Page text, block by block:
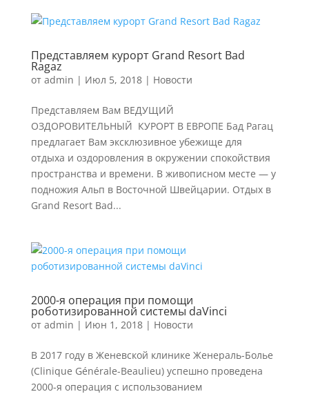
Представляем курорт Grand Resort Bad
Ragaz
от admin | Июл 5, 2018| Новости
Представляем Вам ВЕДУЩИЙ
ОЗДОРОВИТЕЛЬНЫЙ КУРОРТ В ЕВРОПЕ Бад Рагац
предлагает Вам эксклюзивное убежище для
отдыха и оздоровления в окружении спокойствия
пространства и времени. В живописном месте — у
подножия Альп в Восточной Швейцарии. Отдых в
Grand Resort Bad...
2000-я операция при помощи
роботизированной системы daVinci
от admin | Июн 1, 2018| Новости
В 2017 году в Женевской клинике Женераль-Болье
(Clinique Générale-Beaulieu) успешно проведена
2000-я операция с использованием